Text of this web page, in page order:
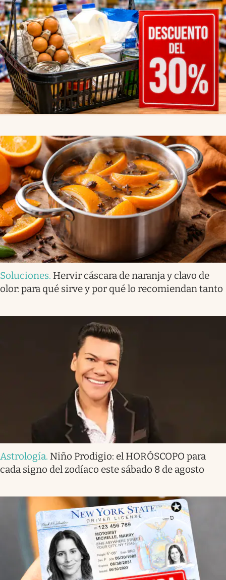
Soluciones. Hervir cáscara de naranja y clavo de
olor: para qué sirve y por qué lo recomiendan tanto
Astrología. Niño Prodigio: el HORÓSCOPO para
cada signo del zodíaco este sábado 8 de agosto